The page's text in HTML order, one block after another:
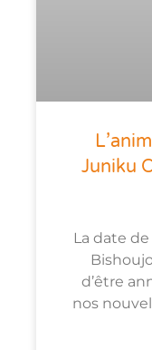
Juniku
La date
d’être
nos